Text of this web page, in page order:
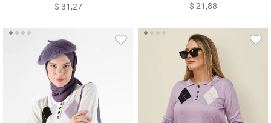
$ 31,27 $ 21,88